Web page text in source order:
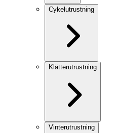
Cykelutrustning
Klätterutrustning
Vinterutrustning